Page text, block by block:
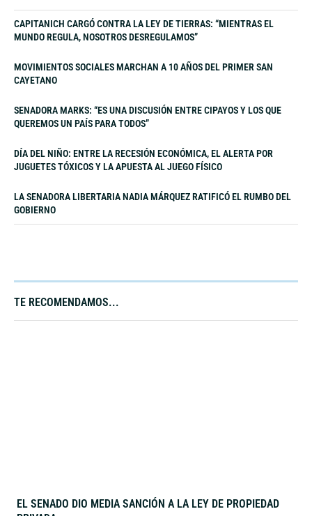
CAPITANICH CARGÓ CONTRA LA LEY DE TIERRAS: “MIENTRAS EL
MUNDO REGULA, NOSOTROS DESREGULAMOS”
MOVIMIENTOS SOCIALES MARCHAN A 10 AÑOS DEL PRIMER SAN
CAYETANO
SENADORA MARKS: “ES UNA DISCUSIÓN ENTRE CIPAYOS Y LOS QUE
QUEREMOS UN PAÍS PARA TODOS”
DÍA DEL NIÑO: ENTRE LA RECESIÓN ECONÓMICA, EL ALERTA POR
JUGUETES TÓXICOS Y LA APUESTA AL JUEGO FÍSICO
LA SENADORA LIBERTARIA NADIA MÁRQUEZ RATIFICÓ EL RUMBO DEL
GOBIERNO
TE RECOMENDAMOS...​
EL SENADO DIO MEDIA SANCIÓN A LA LEY DE PROPIEDAD